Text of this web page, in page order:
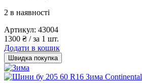
2 в наявності
Артикул: 43004
1300 ₴ / за 1 шт.
Додати в кошик
Швидка покупка